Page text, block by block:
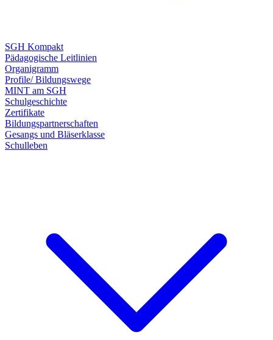
SGH Kompakt
Pädagogische Leitlinien
Organigramm
Profile/ Bildungswege
MINT am SGH
Schulgeschichte
Zertifikate
Bildungspartnerschaften
Gesangs und Bläserklasse
Schulleben